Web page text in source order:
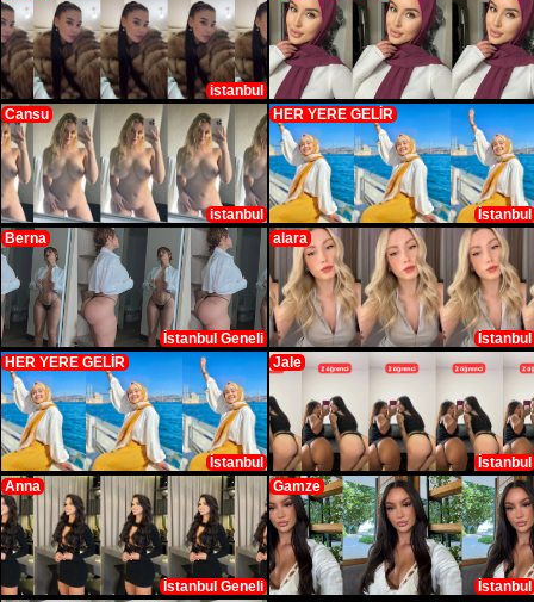
istanbul
Cansu
istanbul
HER YERE GELİR
İstanbul
Berna
İstanbul Geneli
alara
İstanbul
HER YERE GELİR
İstanbul
Jale
İstanbul
Anna
İstanbul Geneli
Gamze
İstanbul